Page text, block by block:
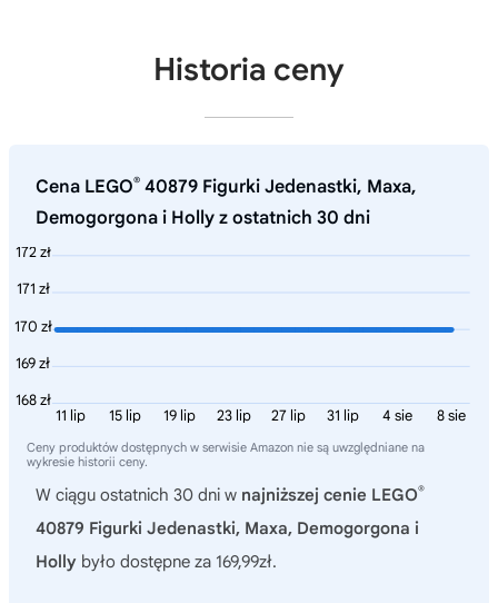
Historia ceny
Cena LEGO® 40879 Figurki Jedenastki, Maxa,
Demogorgona i Holly z ostatnich 30 dni
172 zł
171 zł
170 zł
169 zł
168 zł
8 sie
4 sie
31 lip
27 lip
23 lip
19 lip
15 lip
11 lip
Ceny produktów dostępnych w serwisie Amazon nie są uwzględniane na
wykresie historii ceny.
W ciągu ostatnich 30 dni w najniższej cenie LEGO®
40879 Figurki Jedenastki, Maxa, Demogorgona i
Holly było dostępne za 169,99zł.